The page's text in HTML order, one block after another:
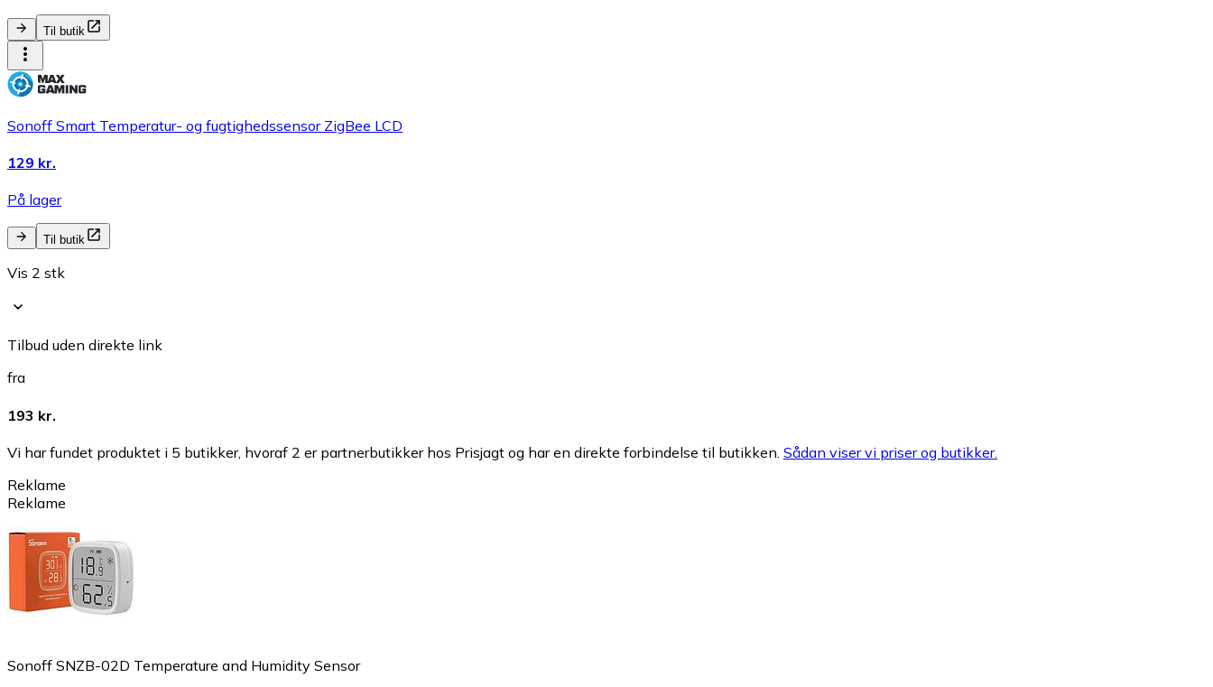
Til butik
Sonoff Smart Temperatur- og fugtighedssensor ZigBee LCD
129 kr.
På lager
Til butik
Vis 2 stk
Tilbud uden direkte link
fra
193 kr.
Vi har fundet produktet i 5 butikker, hvoraf 2 er partnerbutikker hos Prisjagt og har en direkte forbindelse til butikken. Sådan viser vi priser og butikker.
Reklame
Reklame
Sonoff SNZB-02D Temperature and Humidity Sensor